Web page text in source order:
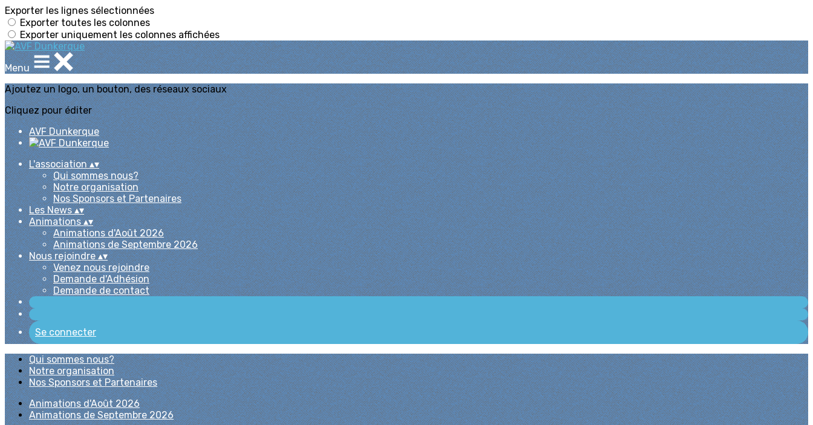
Exporter les lignes sélectionnées
Exporter toutes les colonnes
Exporter uniquement les colonnes affichées
Menu
Ajoutez un logo, un bouton, des réseaux sociaux
Cliquez pour éditer
AVF Dunkerque
L'association▴▾
Qui sommes nous?
Notre organisation
Nos Sponsors et Partenaires
Les News▴▾
Animations▴▾
Animations d'Août 2026
Animations de Septembre 2026
Nous rejoindre▴▾
Venez nous rejoindre
Demande d'Adhésion
Demande de contact
Se connecter
Qui sommes nous?
Notre organisation
Nos Sponsors et Partenaires
Animations d'Août 2026
Animations de Septembre 2026